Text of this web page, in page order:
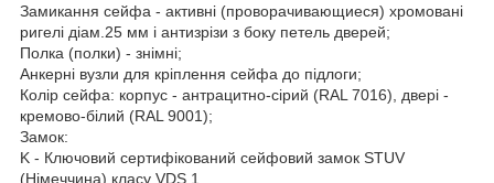
Замикання сейфа - активні (проворачивающиеся) хромовані
ригелі діам.25 мм і антизрізи з боку петель дверей;
Полка (полки) - знімні;
Анкерні вузли для кріплення сейфа до підлоги;
Колір сейфа: корпус - антрацитно-сірий (RAL 7016), двері -
кремово-білий (RAL 9001);
Замок:
K - Ключовий сертифікований сейфовий замок STUV
(Німеччина) класу VDS 1